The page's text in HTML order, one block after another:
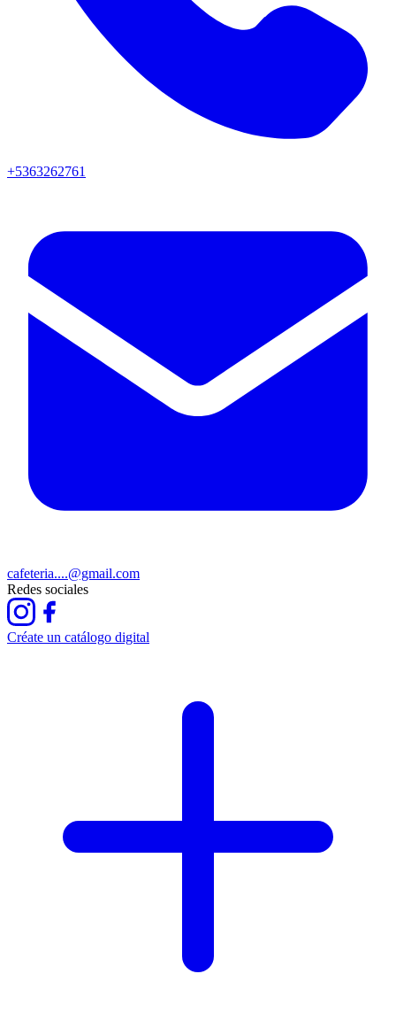
+5363262761
cafeteria....@gmail.com
Redes sociales
Créate un catálogo digital